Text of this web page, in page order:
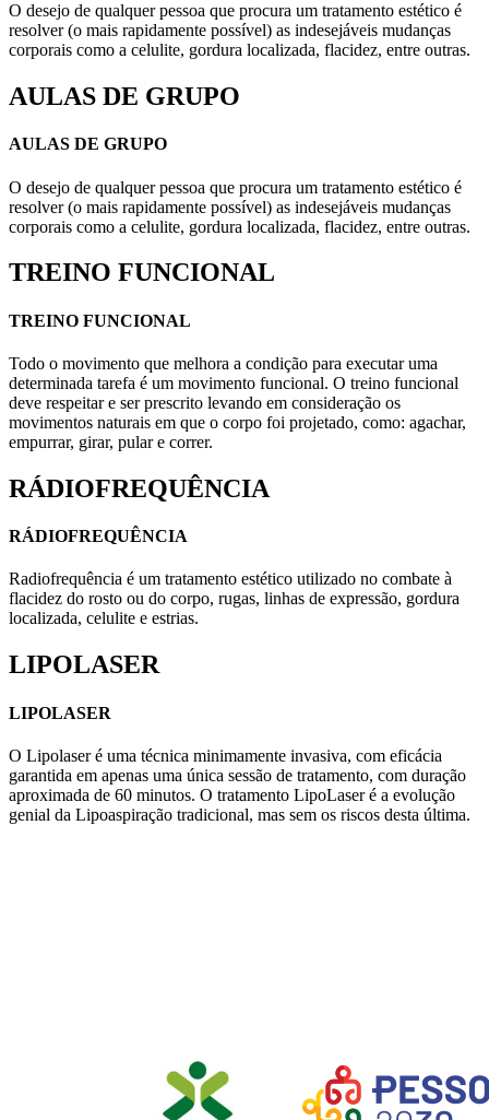
O desejo de qualquer pessoa que procura um tratamento estético é
resolver (o mais rapidamente possível) as indesejáveis mudanças
corporais como a celulite, gordura localizada, flacidez, entre outras.
AULAS DE GRUPO
AULAS DE GRUPO
O desejo de qualquer pessoa que procura um tratamento estético é
resolver (o mais rapidamente possível) as indesejáveis mudanças
corporais como a celulite, gordura localizada, flacidez, entre outras.
TREINO FUNCIONAL
TREINO FUNCIONAL
Todo o movimento que melhora a condição para executar uma
determinada tarefa é um movimento funcional. O treino funcional
deve respeitar e ser prescrito levando em consideração os
movimentos naturais em que o corpo foi projetado, como: agachar,
empurrar, girar, pular e correr.
RÁDIOFREQUÊNCIA
RÁDIOFREQUÊNCIA
Radiofrequência é um tratamento estético utilizado no combate à
flacidez do rosto ou do corpo, rugas, linhas de expressão, gordura
localizada, celulite e estrias.
LIPOLASER
LIPOLASER
O Lipolaser é uma técnica minimamente invasiva, com eficácia
garantida em apenas uma única sessão de tratamento, com duração
aproximada de 60 minutos. O tratamento LipoLaser é a evolução
genial da Lipoaspiração tradicional, mas sem os riscos desta última.